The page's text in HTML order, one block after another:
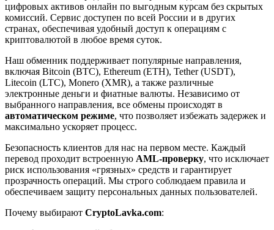
цифровых активов онлайн по выгодным курсам без скрытых
комиссий. Сервис доступен по всей России и в других
странах, обеспечивая удобный доступ к операциям с
криптовалютой в любое время суток.
Наш обменник поддерживает популярные направления,
включая Bitcoin (BTC), Ethereum (ETH), Tether (USDT),
Litecoin (LTC), Monero (XMR), а также различные
электронные деньги и фиатные валюты. Независимо от
выбранного направления, все обмены происходят в
автоматическом режиме, что позволяет избежать задержек и
максимально ускоряет процесс.
Безопасность клиентов для нас на первом месте. Каждый
перевод проходит встроенную AML-проверку, что исключает
риск использования «грязных» средств и гарантирует
прозрачность операций. Мы строго соблюдаем правила и
обеспечиваем защиту персональных данных пользователей.
Почему выбирают CryptoLavka.com: